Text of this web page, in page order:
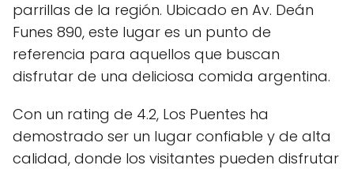
parrillas de la región. Ubicado en Av. Deán
Funes 890, este lugar es un punto de
referencia para aquellos que buscan
disfrutar de una deliciosa comida argentina.
Con un rating de 4.2, Los Puentes ha
demostrado ser un lugar confiable y de alta
calidad, donde los visitantes pueden disfrutar